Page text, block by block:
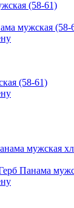
мужская (58-
(58-61)
Панама